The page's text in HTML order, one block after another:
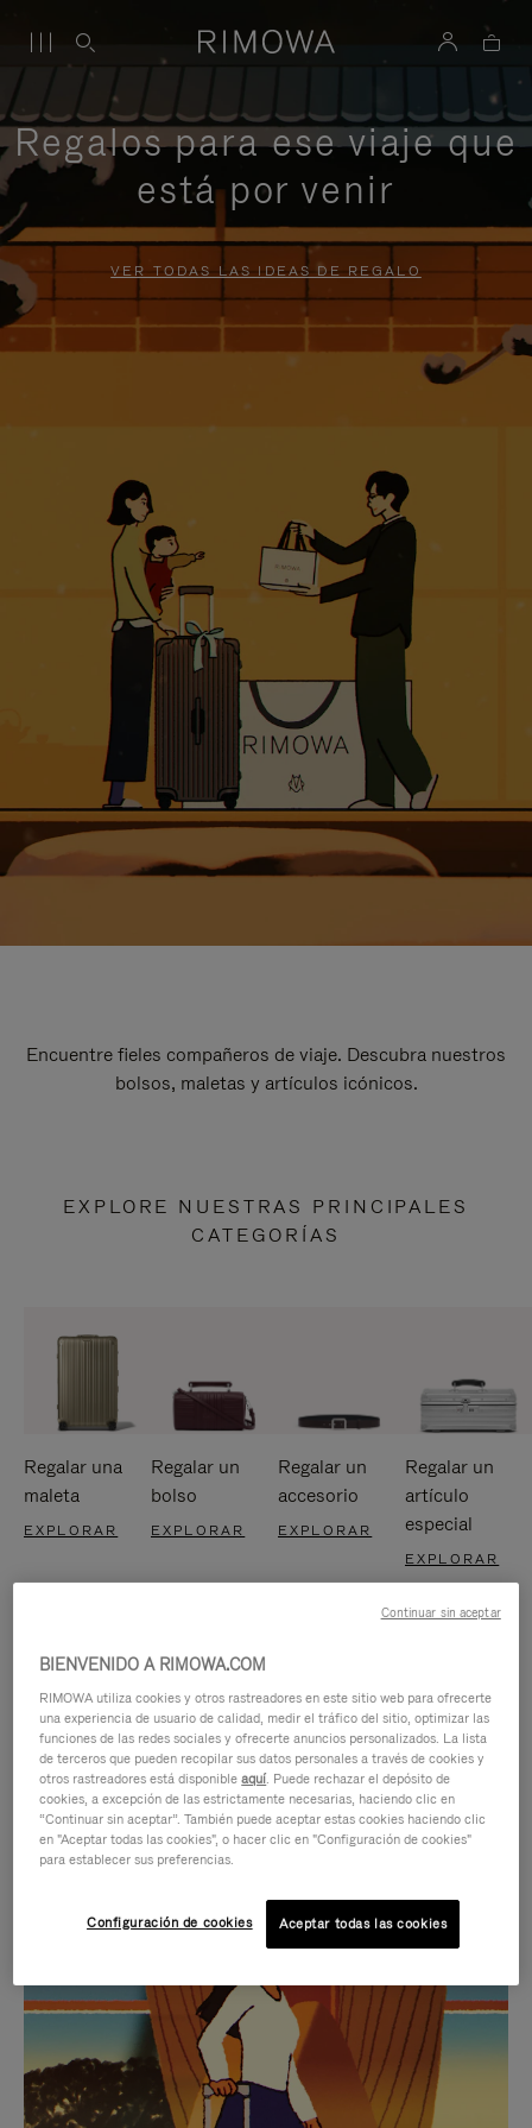
Regalos para ese viaje que
está por venir
VER TODAS LAS IDEAS DE REGALO
Encuentre fieles compañeros de viaje. Descubra nuestros
bolsos, maletas y artículos icónicos.
EXPLORE NUESTRAS PRINCIPALES
CATEGORÍAS
Regalar una
maleta
EXPLORAR
Regalar un
bolso
EXPLORAR
Regalar un
accesorio
EXPLORAR
Regalar un
artículo
especial
EXPLORAR
VÍDEO
NO
ESTÁ
PAUSADO,
PULSE
SONIDO
DEL
VÍDEO
ESTÁ
DESACTIVADO:
IDAS DE REGALO CUIDADOSAMENTE ELEGIDAS
Encuentre su compañero de
viaje ideal
BIENVENIDO A RIMOWA.COM
RIMOWA utiliza cookies y otros rastreadores en este sitio web para ofrecerte
una experiencia de usuario de calidad, medir el tráfico del sitio, optimizar las
funciones de las redes sociales y ofrecerte anuncios personalizados. La lista
de terceros que pueden recopilar sus datos personales a través de cookies y
otros rastreadores está disponibleaquí. Puede rechazar el depósito de
cookies, a excepción de las estrictamente necesarias, haciendo clic en
“Continuar sin aceptar”. También puede aceptar estas cookies haciendo clic
en "Aceptar todas las cookies", o hacer clic en "Configuración de cookies"
para establecer sus preferencias.
Configuración de cookies Aceptar todas las cookies
Continuar sin aceptar